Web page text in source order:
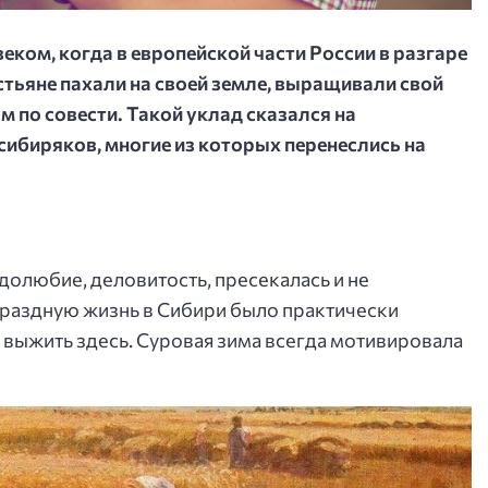
когда в европейской части России в разгаре
пахали на своей земле, выращивали свой
по совести. Такой уклад сказался на
многие из которых перенеслись на
деловитость, пресекалась и не
жизнь в Сибири было практически
здесь. Суровая зима всегда мотивировала